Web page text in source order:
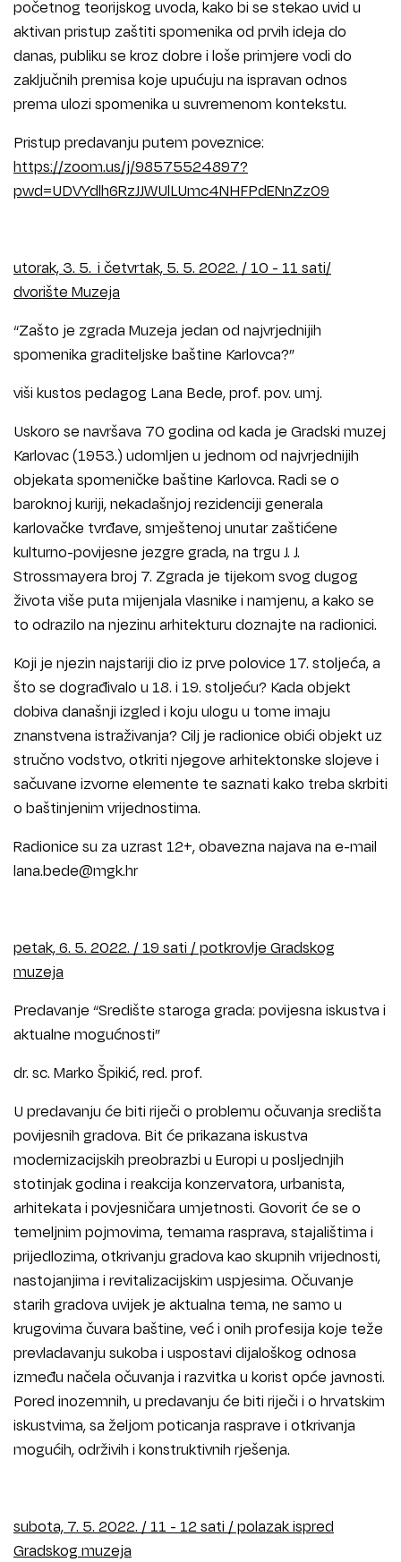
početnog teorijskog uvoda, kako bi se stekao uvid u
aktivan pristup zaštiti spomenika od prvih ideja do
danas, publiku se kroz dobre i loše primjere vodi do
zaključnih premisa koje upućuju na ispravan odnos
prema ulozi spomenika u suvremenom kontekstu.
Pristup predavanju putem poveznice:
https://zoom.us/j/98575524897?
pwd=UDVYdlh6RzJJWUlLUmc4NHFPdENnZz09
utorak, 3. 5. i četvrtak, 5. 5. 2022. / 10 - 11 sati/
dvorište Muzeja
“Zašto je zgrada Muzeja jedan od najvrjednijih
spomenika graditeljske baštine Karlovca?”
viši kustos pedagog Lana Bede, prof. pov. umj.
Uskoro se navršava 70 godina od kada je Gradski muzej
Karlovac (1953.) udomljen u jednom od najvrjednijih
objekata spomeničke baštine Karlovca. Radi se o
baroknoj kuriji, nekadašnjoj rezidenciji generala
karlovačke tvrđave, smještenoj unutar zaštićene
kulturno-povijesne jezgre grada, na trgu J. J.
Strossmayera broj 7. Zgrada je tijekom svog dugog
života više puta mijenjala vlasnike i namjenu, a kako se
to odrazilo na njezinu arhitekturu doznajte na radionici.
Koji je njezin najstariji dio iz prve polovice 17. stoljeća, a
što se dograđivalo u 18. i 19. stoljeću? Kada objekt
dobiva današnji izgled i koju ulogu u tome imaju
znanstvena istraživanja? Cilj je radionice obići objekt uz
stručno vodstvo, otkriti njegove arhitektonske slojeve i
sačuvane izvorne elemente te saznati kako treba skrbiti
o baštinjenim vrijednostima.
Radionice su za uzrast 12+, obavezna najava na e-mail
lana.bede@mgk.hr
petak, 6. 5. 2022. / 19 sati / potkrovlje Gradskog
muzeja
Predavanje “Središte staroga grada: povijesna iskustva i
aktualne mogućnosti”
dr. sc. Marko Špikić, red. prof.
U predavanju će biti riječi o problemu očuvanja središta
povijesnih gradova. Bit će prikazana iskustva
modernizacijskih preobrazbi u Europi u posljednjih
stotinjak godina i reakcija konzervatora, urbanista,
arhitekata i povjesničara umjetnosti. Govorit će se o
temeljnim pojmovima, temama rasprava, stajalištima i
prijedlozima, otkrivanju gradova kao skupnih vrijednosti,
nastojanjima i revitalizacijskim uspjesima. Očuvanje
starih gradova uvijek je aktualna tema, ne samo u
krugovima čuvara baštine, već i onih profesija koje teže
prevladavanju sukoba i uspostavi dijaloškog odnosa
između načela očuvanja i razvitka u korist opće javnosti.
Pored inozemnih, u predavanju će biti riječi i o hrvatskim
iskustvima, sa željom poticanja rasprave i otkrivanja
mogućih, održivih i konstruktivnih rješenja.
subota, 7. 5. 2022. / 11 - 12 sati / polazak ispred
Gradskog muzeja